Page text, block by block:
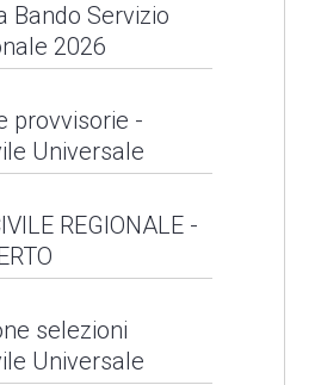
a Pescia
Bando Servizio
2026
Bando
provvisorie -
Universale
provvisorie
REGIONALE -
CIVILE
- BANDO
selezioni
Universale